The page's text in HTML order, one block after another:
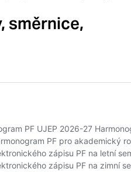
směrnice,